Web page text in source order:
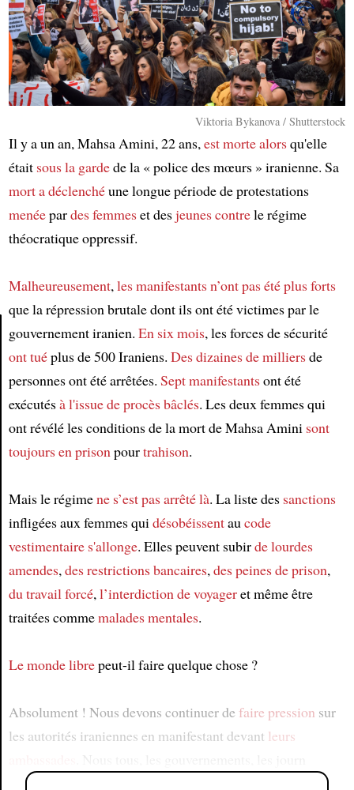
Article
Viktoria Bykanova / Shutterstock
Il y a un an, Mahsa Amini, 22 ans,est mortealorsqu'elle
était sous la gardede la « police des mœurs » iranienne. Sa
morta déclenchéune longue période de protestations
menéepardes femmeset desjeunescontrele régime
théocratique oppressif.
Malheureusement,les manifestantsn’ont pas été plus forts
que la répression brutale dont ils ont été victimes par le
gouvernement iranien. En six mois, les forces de sécurité
ont tuéplus de 500 Iraniens. Des dizaines de milliersde
personnes ont été arrêtées. Sept manifestantsont été
exécutésà l'issue deprocès bâclés. Les deux femmes qui
ont révélé les conditions de la mort de Mahsa Amini sont
toujours en prisonpourtrahison.
Mais le régimene s’est pas arrêté là. La liste des sanctions
infligées aux femmes quidésobéissentaucode
vestimentaire s'allonge. Elles peuvent subirde lourdes
amendes,des restrictions bancaires,des peines de prison,
du travail forcé,l’interdiction de voyageret même être
traitées commemalades mentales.
Le monde librepeut-il faire quelque chose ?
Absolument ! Nous devons continuer defaire pression sur
les autorités iraniennes en manifestant devant leurs